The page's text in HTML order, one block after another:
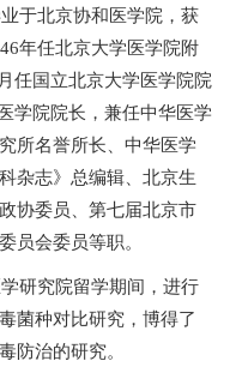
+
于北京协和医学院，获
年任北京大学医学院附
任国立北京大学医学院院
学院院长，兼任中华医学
所名誉所长、中华医学
杂志》总编辑、北京生
协委员、第七届北京市
员会委员等职。
研究院留学期间，进行
菌种对比研究，博得了
防治的研究。